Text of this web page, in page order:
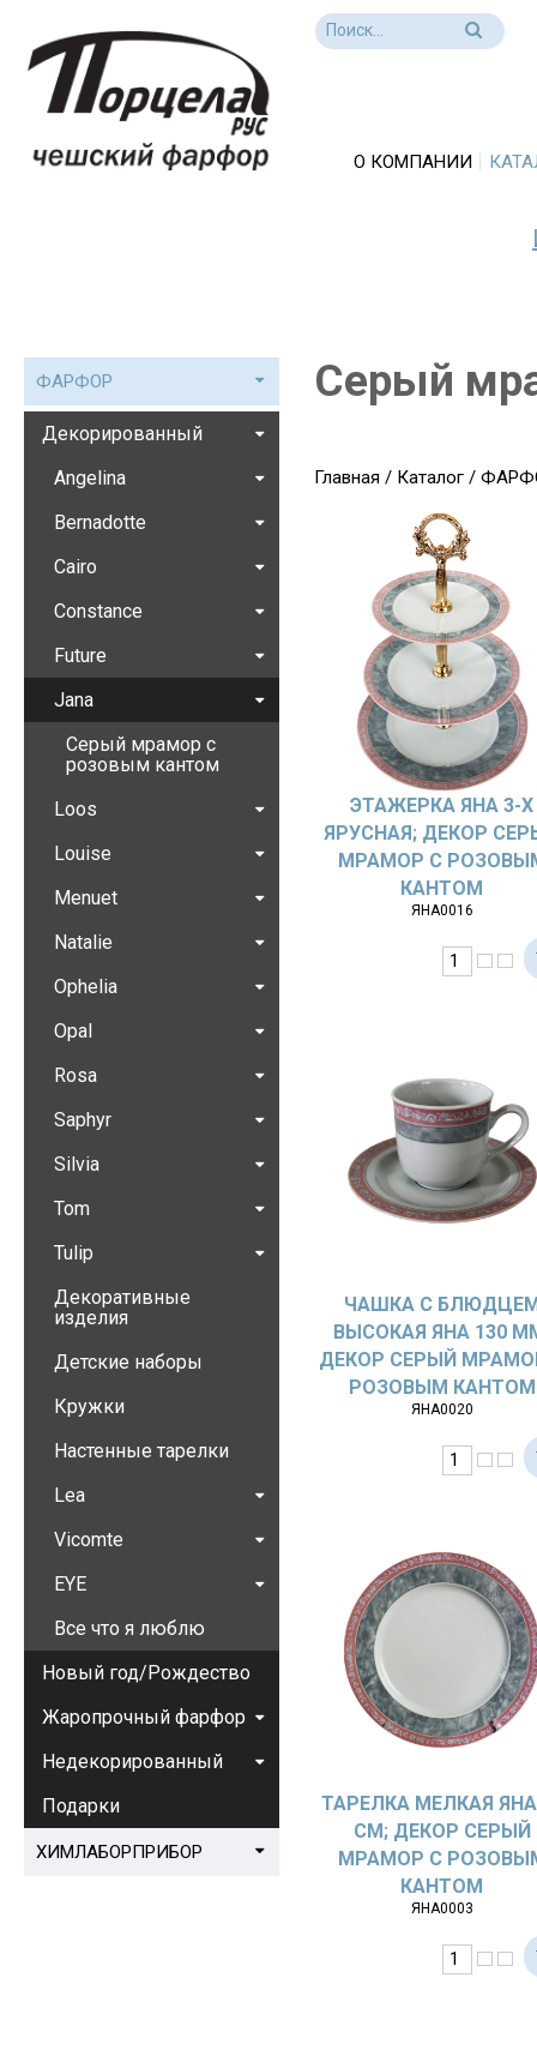
О КОМПАНИИ
Серый
Главная / Каталог /
ЭТАЖЕРКА ЯНА 3-Х
ЯРУСНАЯ; ДЕКОР
МРАМОР С
КАНТОМ
ЯНА0016
ЧАШКА С
ВЫСОКАЯ ЯНА 130
ДЕКОР СЕРЫЙ
РОЗОВЫМ КАНТОМ
ЯНА0020
ТАРЕЛКА МЕЛКАЯ ЯНА
СМ; ДЕКОР СЕРЫЙ
МРАМОР С
КАНТОМ
ЯНА0003
ФАРФОР
Декорированный
Angelina
Bernadotte
Cairo
Constance
Future
Jana
Серый мрамор с
розовым кантом
Loos
Louise
Menuet
Natalie
Ophelia
Opal
Rosa
Saphyr
Silvia
Tom
Tulip
Декоративные
изделия
Детские наборы
Кружки
Настенные тарелки
Lea
Vicomte
EYE
Все что я люблю
Новый год/Рождество
Жаропрочный фарфор
Недекорированный
Подарки
ХИМЛАБОРПРИБОР